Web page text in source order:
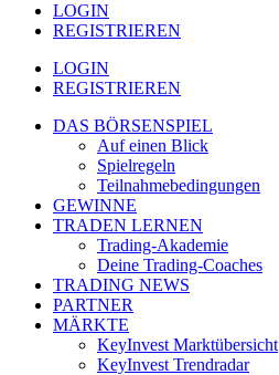
LOGIN
REGISTRIEREN
LOGIN
REGISTRIEREN
DAS BÖRSENSPIEL
Auf einen Blick
Spielregeln
Teilnahmebedingungen
GEWINNE
TRADEN LERNEN
Trading-Akademie
Deine Trading-Coaches
TRADING NEWS
PARTNER
MÄRKTE
KeyInvest Marktübersicht
KeyInvest Trendradar